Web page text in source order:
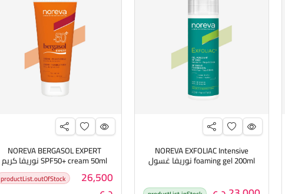
NOREVA EXFOLIAC Intensive
foaming gel 200ml نوريفا غسول
NOREVA BERGASOL EXPERT
SPF50+ cream 50ml نوريفا كريم
واقي حماية من الشمس26,500
productList.outOfStock